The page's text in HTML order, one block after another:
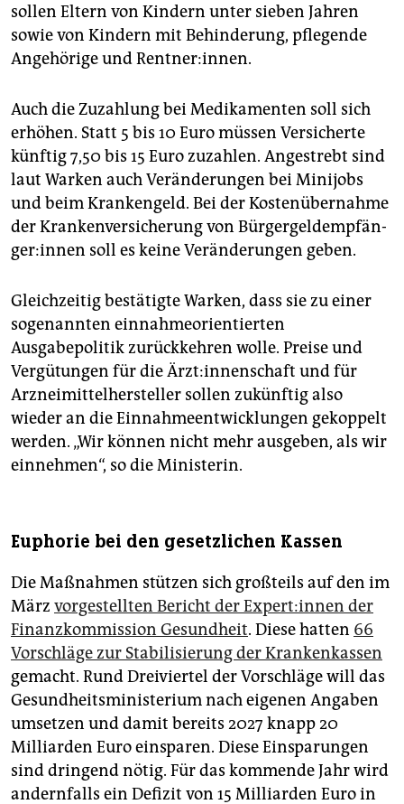
sollen Eltern von Kindern unter sieben Jahren
sowie von Kindern mit Behinderung, pflegende
Angehörige und Rentner:innen.
Auch die Zuzahlung bei Medikamenten soll sich
erhöhen. Statt 5 bis 10 Euro müssen Versicherte
künftig 7,50 bis 15 Euro zuzahlen. Angestrebt sind
laut Warken auch Veränderungen bei Minijobs
und beim Krankengeld. Bei der Kostenübernahme
der Krankenversicherung von Bür­ger­geld­emp­fän­
ge­r:in­nen soll es keine Veränderungen geben.
Gleichzeitig bestätigte Warken, dass sie zu einer
sogenannten einnahmeorientierten
Ausgabepolitik zurückkehren wolle. Preise und
Vergütungen für die Ärz­t:in­nen­schaft und für
Arzneimittelhersteller sollen zukünftig also
wieder an die Einnahmeentwicklungen gekoppelt
werden. „Wir können nicht mehr ausgeben, als wir
einnehmen“, so die Ministerin.
Euphorie bei den gesetzlichen Kassen
Die Maßnahmen stützen sich großteils auf den im
März vorgestellten Bericht der Ex­per­t:in­nen der
Finanzkommission Gesundheit. Diese hatten 66
Vorschläge zur Stabilisierung der Krankenkassen
gemacht. Rund Dreiviertel der Vorschläge will das
Gesundheitsministerium nach eigenen Angaben
umsetzen und damit bereits 2027 knapp 20
Milliarden Euro einsparen. Diese Einsparungen
sind dringend nötig. Für das kommende Jahr wird
andernfalls ein Defizit von 15 Milliarden Euro in